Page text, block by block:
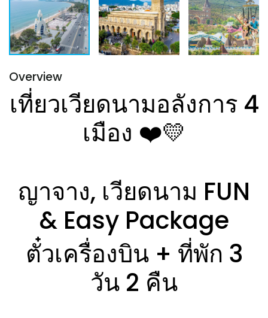
Overview
เที่ยวเวียดนามอลังการ 4
เมือง ❤️💛
ญาจาง, เวียดนาม FUN
& Easy Package
ตั๋วเครื่องบิน + ที่พัก 3
วัน 2 คืน